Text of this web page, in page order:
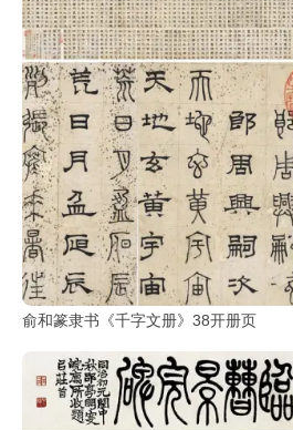
俞和篆隶书《千字文册》38开册页